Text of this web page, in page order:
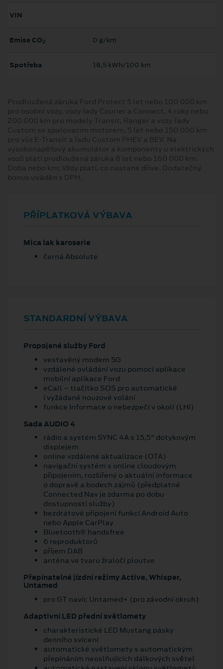
VIN
Emise CO2 0 g/km
Spotřeba 18,5 kWh/100 km
Prodloužená záruka Ford Protect 5 let nebo 100 000 km
pro osobní vozy, vozy řady Courier a Connect, 4 roky nebo
200 000 km pro modely Transit, Ranger a vozy řady
Custom se spalovacím motorem, 5 let nebo 150 000 km
pro vůz E-Transit a řadu Custom PHEV a BEV. Na
vysokonapěťový akumulátor a komponenty u elektrických
vozů platí prodloužená záruka 8 let nebo 160 000 km.
Doba nebo km: Vždy platí, co nastane dříve. Dodatečný
bonus uváděn s DPH.
PŘÍPLATKOVÁ VÝBAVA
Mica lak karoserie
černá Absolute
STANDARDNÍ VÝBAVA
Propojené služby Ford
vestavěný modem 5G
vzdálené ovládání vozu pomocí aplikace
mobilní aplikace Ford
eCall – tlačítko SOS pro automatické
i vyžádané nouzové volání
funkce Informace o nebezpečí v okolí (LHI)
Sada AUDIO 4
rádio a systém SYNC 4A s 15,5" dotykovým
displejem
online vzdálené aktualizace (OTA)
navigační systém s online cloudovým
připojením, rozšířený o aktuální informace
o dopravě a bodech zájmů (předplatné
Connected Nav je zdarma po dobu
dostupnosti služby)
bezdrátové připojení funkcí Android Auto
nebo Apple CarPlay
Bluetooth® handsfree
6 reproduktorů
příjem DAB
anténa ve tvaru žraločí ploutve
Přepínatelné jízdní režimy Active, Whisper,
Untamed
pro GT navíc Untamed+ (pro závodní okruh)
Adaptivní LED přední světlomety
charakteristické LED Mustang pásky
denního svícení
automatické světlomety s automatickým
přepínáním neoslňujících dálkových světel